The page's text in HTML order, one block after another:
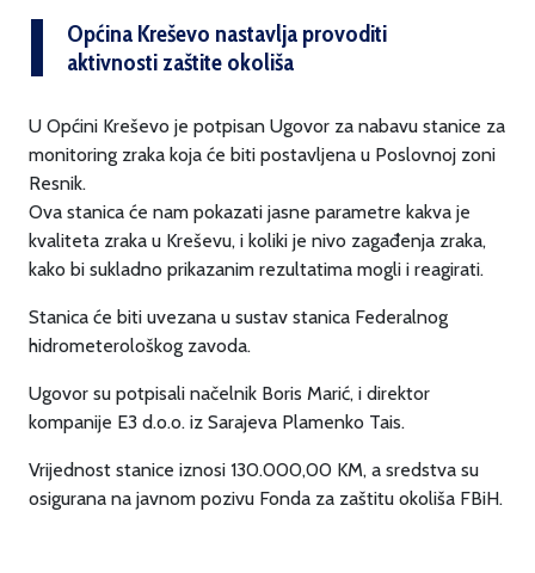
Općina Kreševo nastavlja provoditi
aktivnosti zaštite okoliša
U Općini Kreševo je potpisan Ugovor za nabavu stanice za
monitoring zraka koja će biti postavljena u Poslovnoj zoni
Resnik.
Ova stanica će nam pokazati jasne parametre kakva je
kvaliteta zraka u Kreševu, i koliki je nivo zagađenja zraka,
kako bi sukladno prikazanim rezultatima mogli i reagirati.
Stanica će biti uvezana u sustav stanica Federalnog
hidrometerološkog zavoda.
Ugovor su potpisali načelnik Boris Marić, i direktor
kompanije E3 d.o.o. iz Sarajeva Plamenko Tais.
Vrijednost stanice iznosi 130.000,00 KM, a sredstva su
osigurana na javnom pozivu Fonda za zaštitu okoliša FBiH.